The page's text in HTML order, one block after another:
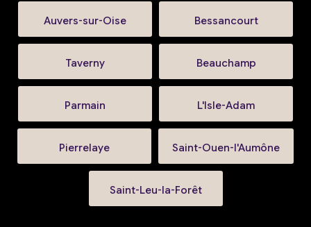
Auvers-sur-Oise Bessancourt
Taverny Beauchamp
Parmain L'Isle-Adam
Pierrelaye Saint-Ouen-l'Aumône
Saint-Leu-la-Forêt